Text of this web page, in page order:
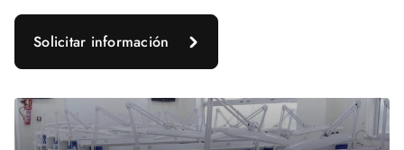
Solicitar información